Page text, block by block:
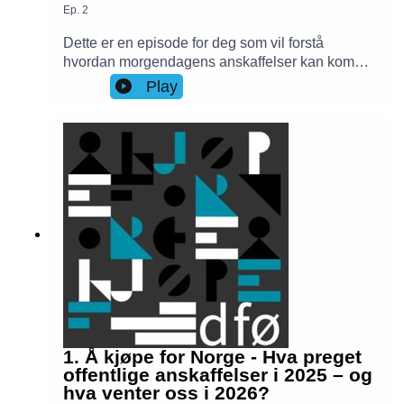
Ep. 2
Dette er en episode for deg som vil forstå
hvordan morgendagens anskaffelser kan komme
til å se ut.I denne episoden av Å kjøpe for
Norge dykker vi ned i endringene i lov om
«forenkling» i et regelverk som styrer innkjøp for
hundrevis av milliarder? Gir endringene mer
handlingsrom – eller flytter de bare risikoen?
Sammen med advokatene Oda Hellenes Ekre
(Wiersholm) og Beatrice Dankertsen Hennyng
(KS Advokatene) utforsker vi konsekvensene for
oppdragsgivere, leverandører, jussen og praksis.
Play
1. Å kjøpe for Norge - Hva preget
offentlige anskaffelser i 2025 – og
hva venter oss i 2026?